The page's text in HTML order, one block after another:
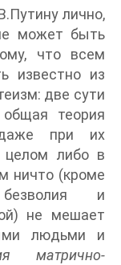
лично,
может быть
что всем
известно из
две сути
теория
даже при их
целом либо в
ничто (кроме
и
не мешает
людьми и
матрично-